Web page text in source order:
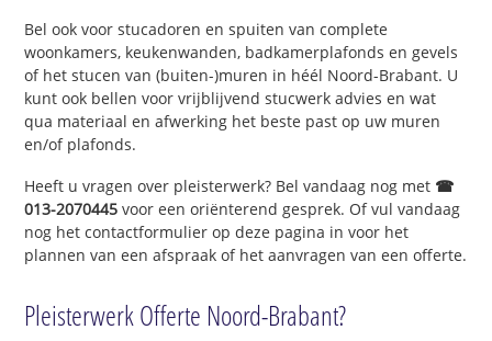
Bel ook voor stucadoren en spuiten van complete
woonkamers, keukenwanden, badkamerplafonds en gevels
of het stucen van (buiten-)muren in héél Noord-Brabant. U
kunt ook bellen voor vrijblijvend stucwerk advies en wat
qua materiaal en afwerking het beste past op uw muren
en/of plafonds.
Heeft u vragen over pleisterwerk? Bel vandaag nog met ☎
013-2070445 voor een oriënterend gesprek. Of vul vandaag
nog het contactformulier op deze pagina in voor het
plannen van een afspraak of het aanvragen van een offerte.
Pleisterwerk Offerte Noord-Brabant?